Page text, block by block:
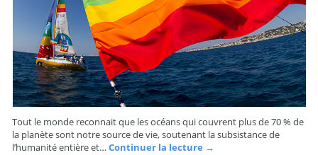
Tout le monde reconnait que les océans qui couvrent plus de 70 % de
la planète sont notre source de vie, soutenant la subsistance de
l’humanité entière et…Continuer la lecture →